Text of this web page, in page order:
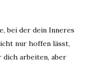
bei der dein Inneres
nur hoffen lässt,
dich arbeiten, aber